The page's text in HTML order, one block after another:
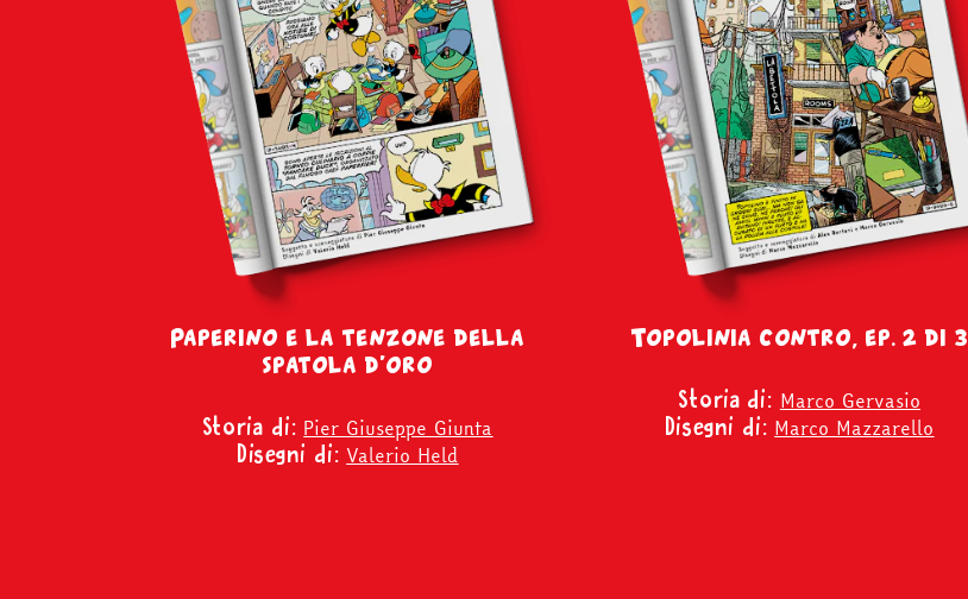
Paperino e la tenzone della
spatola d’oro
Storia di: Pier Giuseppe Giunta
Disegni di: Valerio Held
Topolinia contro, ep. 2 di 3
Storia di: Marco Gervasio
Disegni di: Marco Mazzarello